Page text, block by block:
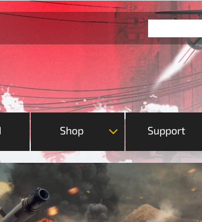
Shop Support